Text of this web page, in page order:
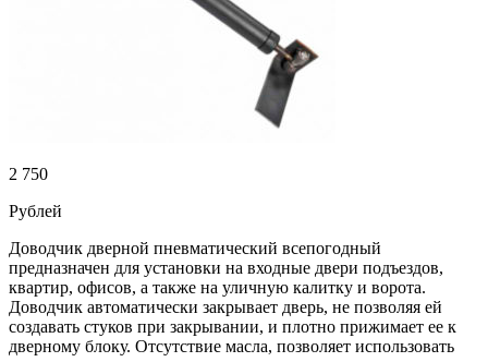
2 750
Рублей
Доводчик дверной пневматический всепогодный
предназначен для установки на входные двери подъездов,
квартир, офисов, а также на уличную калитку и ворота.
Доводчик автоматически закрывает дверь, не позволяя ей
создавать стуков при закрывании, и плотно прижимает ее к
дверному блоку. Отсутствие масла, позволяет использовать